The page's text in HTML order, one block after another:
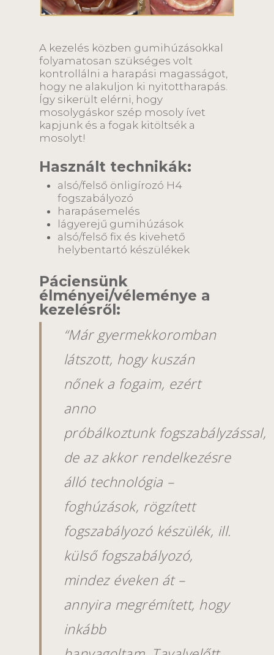
A kezelés közben gumihúzásokkal
folyamatosan szükséges volt
kontrollálni a harapási magasságot,
hogy ne alakuljon ki nyitottharapás.
Így sikerült elérni, hogy
mosolygáskor szép mosoly ívet
kapjunk és a fogak kitöltsék a
mosolyt!
Használt technikák:
alsó/felső önligírozó H4
fogszabályozó
harapásemelés
lágyerejű gumihúzások
alsó/felső fix és kivehető
helybentartó készülékek
Páciensünk
élményei/véleménye a
kezelésről:
“Már gyermekkoromban
látszott, hogy kuszán
nőnek a fogaim, ezért
anno
próbálkoztunk fogszabályzással,
de az akkor rendelkezésre
álló technológia –
foghúzások, rögzített
fogszabályozó készülék, ill.
külső fogszabályozó,
mindez éveken át –
annyira megrémített, hogy
inkább